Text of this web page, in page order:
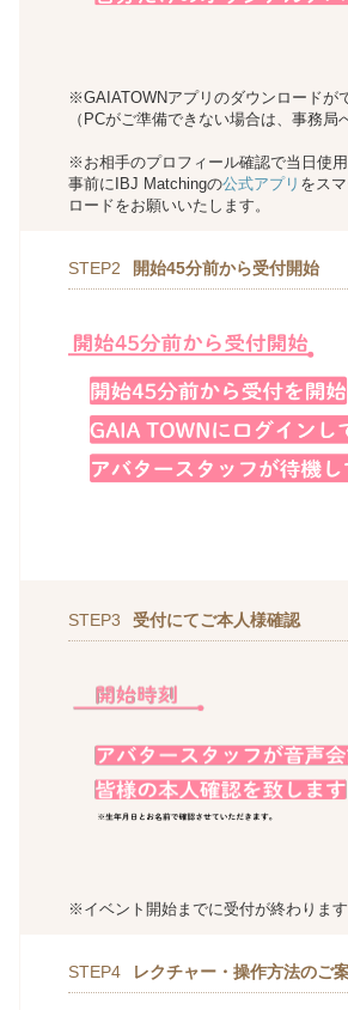
※GAIATOWNアプリのダウンロードが
（PCがご準備できない場合は、事務局
※お相手のプロフィール確認で当日使
事前にIBJ Matchingの公式アプリ をス
ロードをお願いいたします。
STEP2 開始45分前から受付開始
STEP3 受付にてご本人様確認
※イベント開始までに受付が終わりま
STEP4 レクチャー・操作方法のご